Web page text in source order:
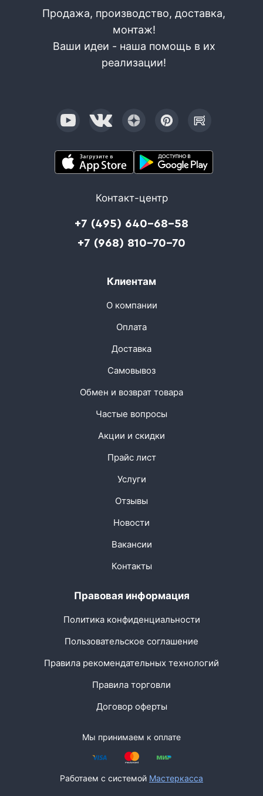
Продажа, производство, доставка,
монтаж!
Ваши идеи - наша помощь в их
реализации!
Контакт-центр
+7 (495) 640-68-58
+7 (968) 810-70-70
Клиентам
О компании
Оплата
Доставка
Самовывоз
Обмен и возврат товара
Частые вопросы
Акции и скидки
Прайс лист
Услуги
Отзывы
Новости
Вакансии
Контакты
Правовая информация
Политика конфиденциальности
Пользовательское соглашение
Правила рекомендательных технологий
Правила торговли
Договор оферты
Мы принимаем к оплате
Работаем с системой Мастеркасса